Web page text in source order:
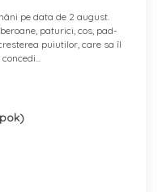
pe data de 2 august.
paturici, cos, pad-
puiutilor, care sa îl